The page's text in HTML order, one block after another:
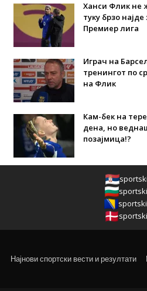
Ханси Флик не
туку брзо
Премиер лига
Играч на
тренингот по
на Флик
Кам-бек на
дена, но
позајмица!?
Најнови спортски вести и резултати